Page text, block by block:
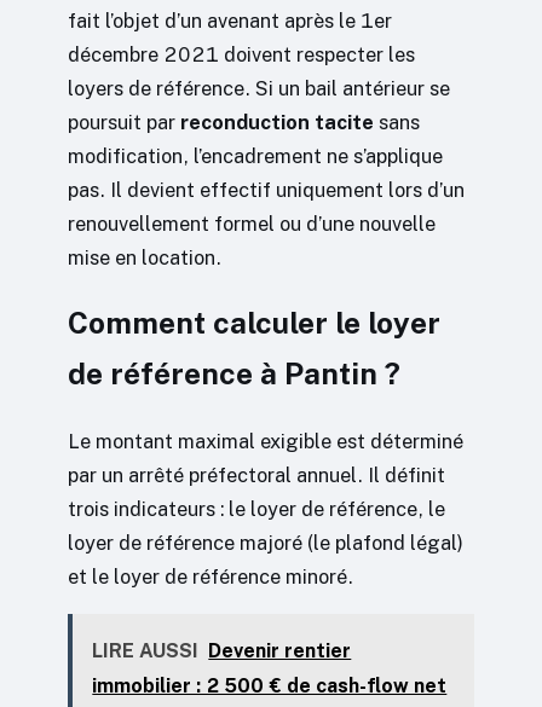
fait l’objet d’un avenant après le 1er
décembre 2021 doivent respecter les
loyers de référence. Si un bail antérieur se
poursuit par reconduction tacite sans
modification, l’encadrement ne s’applique
pas. Il devient effectif uniquement lors d’un
renouvellement formel ou d’une nouvelle
mise en location.
Comment calculer le loyer
de référence à Pantin ?
Le montant maximal exigible est déterminé
par un arrêté préfectoral annuel. Il définit
trois indicateurs : le loyer de référence, le
loyer de référence majoré (le plafond légal)
et le loyer de référence minoré.
LIRE AUSSI Devenir rentier
immobilier : 2 500 € de cash-flow net